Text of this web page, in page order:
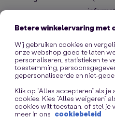
Betere winkelervaring met
Wij gebruiken cookies en
onze webshop goed te laten
personaliseren, statistieken te
toestemming,
gepersonaliseerde en niet-
Klik op “Alles accepteren” als
cookies. Kies “Alles weigeren”
cookies wilt toestaan, of stel je
meer in ons cookiebeleid